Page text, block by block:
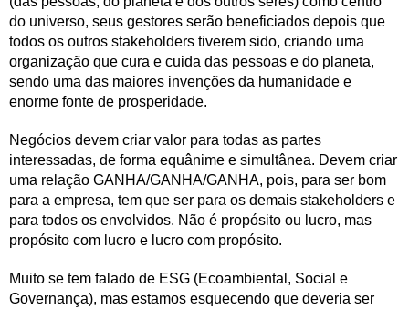
do universo, seus gestores serão beneficiados depois que
todos os outros stakeholders tiverem sido, criando uma
organização que cura e cuida das pessoas e do planeta,
sendo uma das maiores invenções da humanidade e
enorme fonte de prosperidade.
Negócios devem criar valor para todas as partes
interessadas, de forma equânime e simultânea. Devem criar
uma relação GANHA/GANHA/GANHA, pois, para ser bom
para a empresa, tem que ser para os demais stakeholders e
para todos os envolvidos. Não é propósito ou lucro, mas
propósito com lucro e lucro com propósito.
Muito se tem falado de ESG (Ecoambiental, Social e
Governança), mas estamos esquecendo que deveria ser